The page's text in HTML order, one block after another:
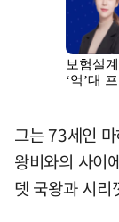
그는 73세인
왕비와의 사이
뎃 국왕과 시리